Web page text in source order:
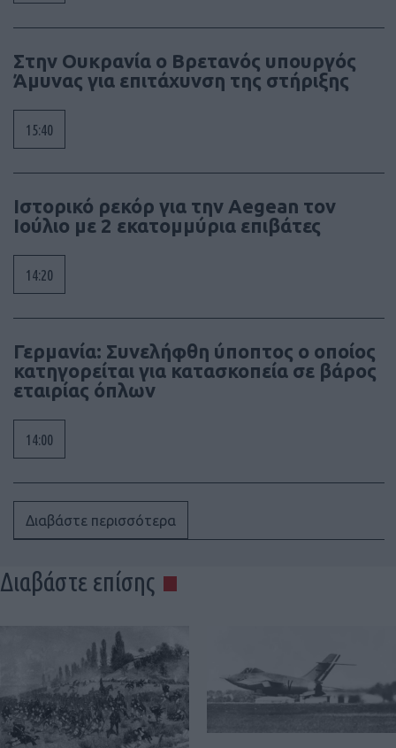
Στην Ουκρανία ο Βρετανός υπουργός
Άμυνας για επιτάχυνση της στήριξης
15:40
Ιστορικό ρεκόρ για την Aegean τον
Ιούλιο με 2 εκατομμύρια επιβάτες
14:20
Γερμανία: Συνελήφθη ύποπτος ο οποίος
κατηγορείται για κατασκοπεία σε βάρος
εταιρίας όπλων
14:00
Διαβάστε περισσότερα
Διαβάστε επίσης